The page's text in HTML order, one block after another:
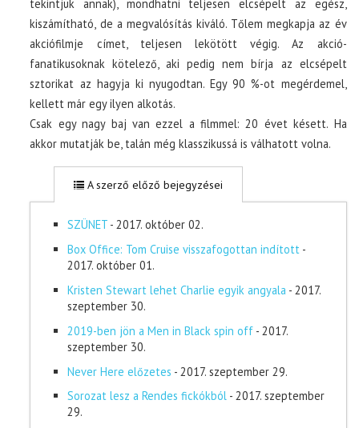
tekintjük annak), mondhatni teljesen elcsépelt az egész,
kiszámítható, de a megvalósítás kiváló. Tőlem megkapja az év
akciófilmje címet, teljesen lekötött végig. Az akció-
fanatikusoknak kötelező, aki pedig nem bírja az elcsépelt
sztorikat az hagyja ki nyugodtan. Egy 90 %-ot megérdemel,
kellett már egy ilyen alkotás.
Csak egy nagy baj van ezzel a filmmel: 20 évet késett. Ha
akkor mutatják be, talán még klasszikussá is válhatott volna.
A szerző előző bejegyzései
SZÜNET - 2017. október 02.
Box Office: Tom Cruise visszafogottan indított -
2017. október 01.
Kristen Stewart lehet Charlie egyik angyala - 2017.
szeptember 30.
2019-ben jön a Men in Black spin off - 2017.
szeptember 30.
Never Here előzetes - 2017. szeptember 29.
Sorozat lesz a Rendes fickókból - 2017. szeptember
29.